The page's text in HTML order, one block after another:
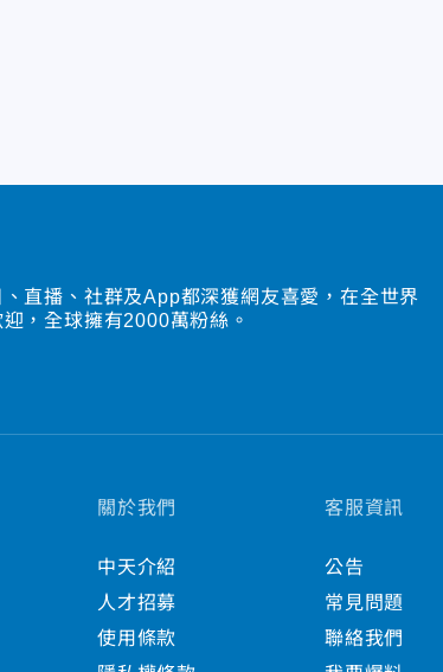
直播、社群及App都深獲網友喜愛，在全世界
，全球擁有2000萬粉絲。
關於我們
中天介紹
人才招募
使用條款
客服資訊
公告
常見問題
聯絡我們